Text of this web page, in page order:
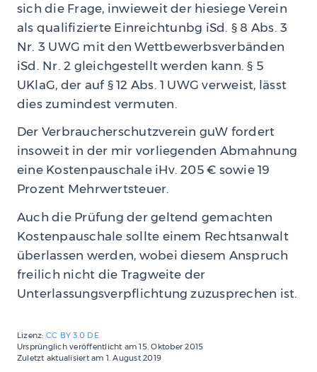
sich die Frage, inwieweit der hiesiege Verein
als qualifizierte Einreichtunbg iSd. § 8 Abs. 3
Nr. 3 UWG mit den Wettbewerbsverbänden
iSd. Nr. 2 gleichgestellt werden kann. § 5
UKlaG, der auf § 12 Abs. 1 UWG verweist, lässt
dies zumindest vermuten.
Der Verbraucherschutzverein guW fordert
insoweit in der mir vorliegenden Abmahnung
eine Kostenpauschale iHv. 205 € sowie 19
Prozent Mehrwertsteuer.
Auch die Prüfung der geltend gemachten
Kostenpauschale sollte einem Rechtsanwalt
überlassen werden, wobei diesem Anspruch
freilich nicht die Tragweite der
Unterlassungsverpflichtung zuzusprechen ist.
Lizenz: CC BY 3.0 DE
Ursprünglich veröffentlicht am15. Oktober 2015
Zuletzt aktualisiert am 1. August 2019